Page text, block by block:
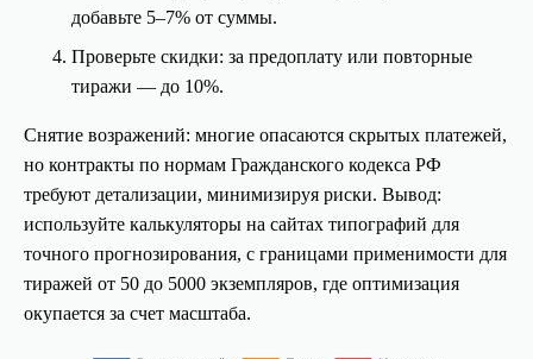
добавьте 5–7% от суммы.
Проверьте скидки: за предоплату или повторные
тиражи — до 10%.
Снятие возражений: многие опасаются скрытых платежей,
но контракты по нормам Гражданского кодекса РФ
требуют детализации, минимизируя риски. Вывод:
используйте калькуляторы на сайтах типографий для
точного прогнозирования, с границами применимости для
тиражей от 50 до 5000 экземпляров, где оптимизация
окупается за счет масштаба.